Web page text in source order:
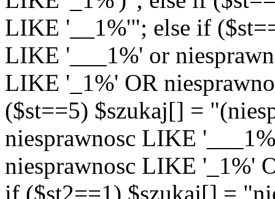
LIKE '__1%'"; else if
LIKE '___1%' or
LIKE '_1%' OR
($st==5) $szukaj[] =
niesprawnosc LIKE
niesprawnosc LIKE '_1%'
if ($st2==1) $szukaj[] =